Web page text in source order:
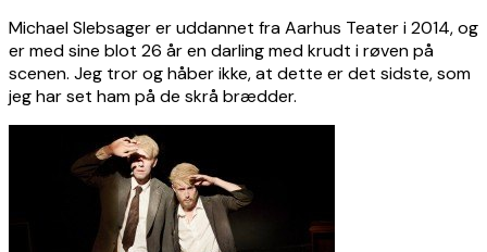
Michael Slebsager er uddannet fra Aarhus Teater i 2014, og
er med sine blot 26 år en darling med krudt i røven på
scenen. Jeg tror og håber ikke, at dette er det sidste, som
jeg har set ham på de skrå brædder.